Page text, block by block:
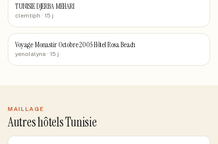
TUNISIE DJERBA MEHARI
clemtiph · 15 j
Voyage Monastir Octobre 2005 Hôtel Rosa Beach
yenolalyna · 15 j
MAILLAGE
Autres hôtels Tunisie